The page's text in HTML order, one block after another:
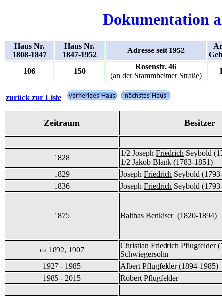
Dokumentation
Haus Nr.
1808-1847
Haus Nr.
1847-1952
Adresse seit 1952
106
150
Rosenstr. 46
(an der Stammheimer Straße)
zurück zur Liste
Zeitraum Besitzer
1828
1/2 Joseph Friedrich Seybold
1/2 Jakob Blank (1783-1851)
1829
Joseph Friedrich Seybold
1836
Joseph Friedrich Seybold
1875 Balthas Benkiser (1820-1894)
ca 1892, 1907
Christian Friedrich Pflugfelder
Schwiegersohn
1927 - 1985
Albert Pflugfelder (1894-1985)
1985 - 2015
Robert Pflugfelder